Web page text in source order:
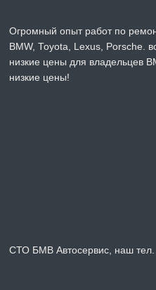
Огромный опыт работ по
BMW, Toyota, Lexus, Porsche.
низкие цены для владельцев
низкие цены!
СТО БМВ Автосервис, наш тел.